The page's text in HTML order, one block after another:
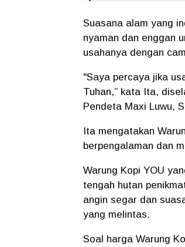
Suasana alam yang
nyaman dan enggan
usahanya dengan
"Saya percaya jika
Tuhan,” kata Ita,
Pendeta Maxi Luwu,
Ita mengatakan
berpengalaman dan
Warung Kopi YOU
tengah hutan
angin segar dan
yang melintas.
Soal harga Warung